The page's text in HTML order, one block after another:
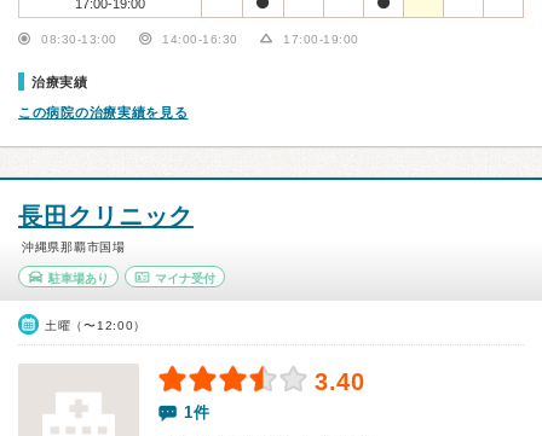
17:00-19:00
08:30-13:00 14:00-16:30 17:00-19:00
治療実績
この病院の治療実績を見る
長田クリニック
沖縄県那覇市国場
駐車場あり マイナ受付
土曜（〜12:00）
3.40
1件